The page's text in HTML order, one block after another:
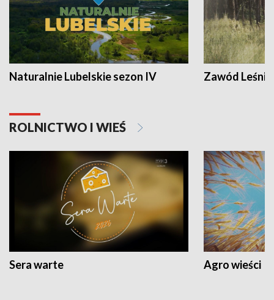
Naturalnie Lubelskie sezon IV Zawód Leśnik
ROLNICTWO I WIEŚ
Sera warte Agro wieści